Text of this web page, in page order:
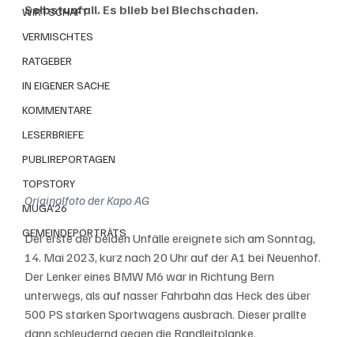
WIRTSCHAFT
VERMISCHTES
RATGEBER
IN EIGENER SACHE
KOMMENTARE
LESERBRIEFE
PUBLIREPORTAGEN
TOPSTORY
MUGA'26
GEMEINDEPORTRÄTS
Selbstunfall. Es blieb bei Blechschaden.
Originalfoto der Kapo AG
Der erste der beiden Unfälle ereignete sich am Sonntag,
14. Mai 2023, kurz nach 20 Uhr auf der A1 bei Neuenhof.
Der Lenker eines BMW M6 war in Richtung Bern
unterwegs, als auf nasser Fahrbahn das Heck des über
500 PS starken Sportwagens ausbrach. Dieser prallte
dann schleudernd gegen die Randleitplanke.